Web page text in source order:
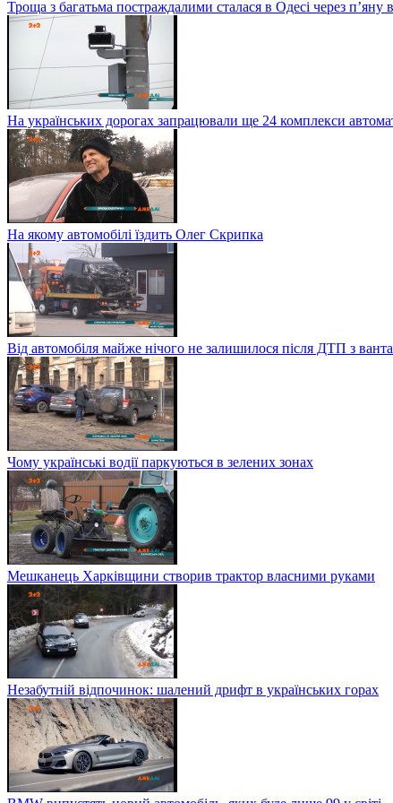
Троща з багатьма постраждалими сталася в Одесі через п’яну
На українських дорогах запрацювали ще 24 комплекси
На якому автомобілі їздить Олег Скрипка
Від автомобіля майже нічого не залишилося після ДТП з
Чому українські водії паркуються в зелених зонах
Мешканець Харківщини створив трактор власними руками
Незабутній відпочинок: шалений дрифт в українських горах